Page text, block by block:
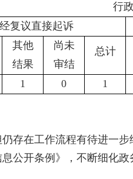
行
复议直接起诉
其他
结果
尚未
审结
总计
1 0 1
存在工作流程有待进一步
公开条例》，不断细化